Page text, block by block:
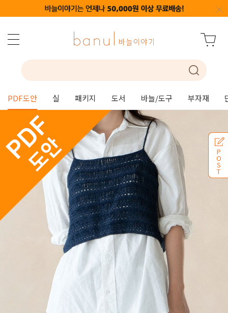
PDF도안 실 패키지 도서 바늘/도구 부자재
P
O
S
T